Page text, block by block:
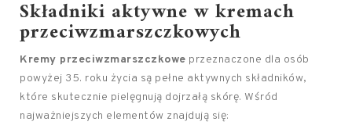
Składniki aktywne w kremach
przeciwzmarszczkowych
Kremy przeciwzmarszczkowe przeznaczone dla osób
powyżej 35. roku życia są pełne aktywnych składników,
które skutecznie pielęgnują dojrzałą skórę. Wśród
najważniejszych elementów znajdują się: